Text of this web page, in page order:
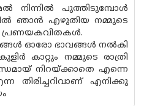
നിന്നിൽ പുത്തിടുമ്പോൾ
ഞാൻ എഴുതിയ നമ്മുടെ
ഓരോ ഭാവങ്ങൾ നൽകി
കാറ്റും നമ്മുടെ രാത്രി
നിറയ്ക്കാതെ എന്നെ
തിരിച്ചറിവാണ് എനിക്കു